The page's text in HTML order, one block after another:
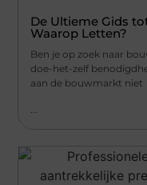
De Ultieme Gids
Waarop Letten?
Ben je op zoek naar
doe-het-zelf
aan de bouwmarkt niet